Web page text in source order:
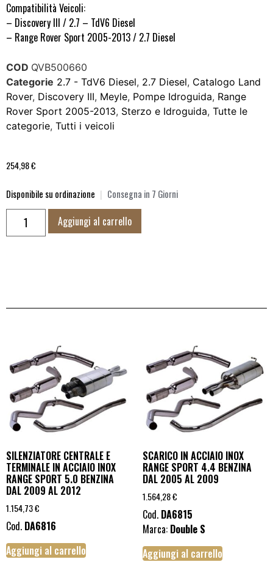
Compatibilità Veicoli:
– Discovery III / 2.7 – TdV6 Diesel
– Range Rover Sport 2005-2013 / 2.7 Diesel
COD QVB500660
Categorie 2.7 - TdV6 Diesel, 2.7 Diesel, Catalogo Land
Rover, Discovery III, Meyle, Pompe Idroguida, Range
Rover Sport 2005-2013, Sterzo e Idroguida, Tutte le
categorie, Tutti i veicoli
254,98€
Disponibile su ordinazione | Consegna in 7 Giorni
Aggiungi al carrello
SILENZIATORE CENTRALE E
TERMINALE IN ACCIAIO INOX
RANGE SPORT 5.0 BENZINA
DAL 2009 AL 2012
1.154,73€
Cod. DA6816
Aggiungi al carrello
SCARICO IN ACCIAIO INOX
RANGE SPORT 4.4 BENZINA
DAL 2005 AL 2009
1.564,28€
Cod. DA6815
Marca: Double S
Aggiungi al carrello